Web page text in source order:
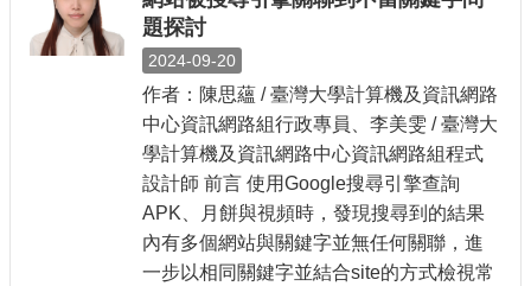
題探討
2024-09-20
作者：陳思蘊 / 臺灣大學計算機及資訊網路
中心資訊網路組行政專員、李美雯 / 臺灣大
學計算機及資訊網路中心資訊網路組程式
設計師 前言 使用Google搜尋引擎查詢
APK、月餅與視頻時，發現搜尋到的結果
內有多個網站與關鍵字並無任何關聯，進
一步以相同關鍵字並結合site的方式檢視常